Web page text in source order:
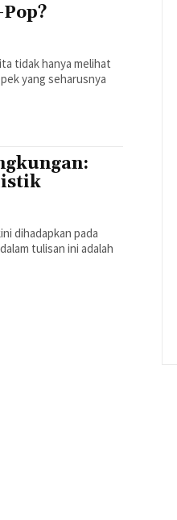
tidak hanya melihat
yang seharusnya
dihadapkan pada
tulisan ini adalah